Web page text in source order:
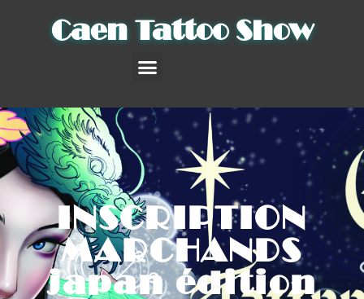
Caen Tattoo Show
INSCRIPTION
MARCHANDS
japan édition